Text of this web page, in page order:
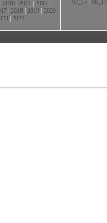
2010 2011 2012
2018 2019 2020
| 2024
07_17 08_17